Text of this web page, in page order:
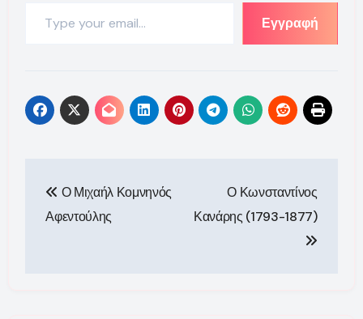
Εγγραφή
άρθρων
Ο Μιχαήλ Κομνηνός
Αφεντούλης
Ο Κωνσταντίνος
Κανάρης (1793-1877)